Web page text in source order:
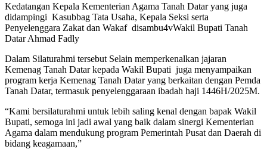
Kedatangan Kepala Kementerian Agama Tanah Datar yang juga
didampingi Kasubbag Tata Usaha, Kepala Seksi serta
Penyelenggara Zakat dan Wakaf disambu4vWakil Bupati Tanah
Datar Ahmad Fadly
Dalam Silaturahmi tersebut Selain memperkenalkan jajaran
Kemenag Tanah Datar kepada Wakil Bupati juga menyampaikan
program kerja Kemenag Tanah Datar yang berkaitan dengan Pemda
Tanah Datar, termasuk penyelenggaraan ibadah haji 1446H/2025M.
“Kami bersilaturahmi untuk lebih saling kenal dengan bapak Wakil
Bupati, semoga ini jadi awal yang baik dalam sinergi Kementerian
Agama dalam mendukung program Pemerintah Pusat dan Daerah di
bidang keagamaan,”